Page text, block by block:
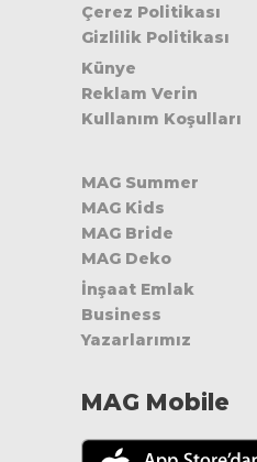
Çerez Politikası
Gizlilik Politikası
Künye
Reklam Verin
Kullanım Koşulları
MAG Summer
MAG Kids
MAG Bride
MAG Deko
İnşaat Emlak
Business
Yazarlarımız
MAG Mobile